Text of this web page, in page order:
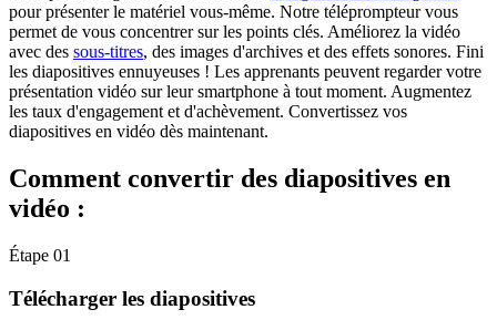
pour présenter le matériel vous-même. Notre téléprompteur vous
permet de vous concentrer sur les points clés. Améliorez la vidéo
avec des sous-titres, des images d'archives et des effets sonores. Fini
les diapositives ennuyeuses ! Les apprenants peuvent regarder votre
présentation vidéo sur leur smartphone à tout moment. Augmentez
les taux d'engagement et d'achèvement. Convertissez vos
diapositives en vidéo dès maintenant.
Comment convertir des diapositives en
vidéo :
Étape 01
Télécharger les diapositives